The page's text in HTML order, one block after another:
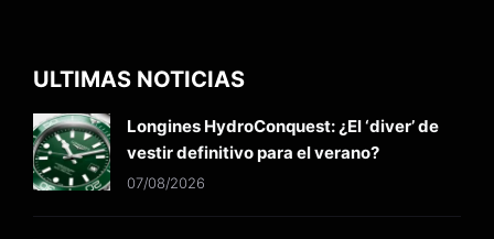
ULTIMAS NOTICIAS
Longines HydroConquest: ¿El ‘diver’ de
vestir definitivo para el verano?
07/08/2026